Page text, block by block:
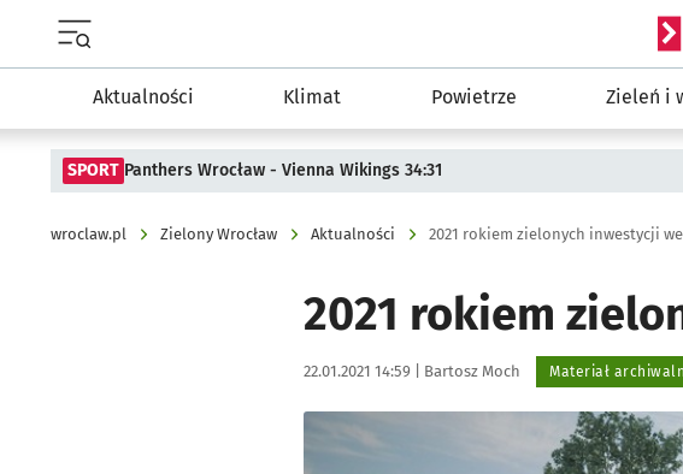
Aktualności Klimat Powietrze Zieleń i
SPORT Panthers Wrocław - Vienna Wikings 34:31
wroclaw.pl Zielony Wrocław Aktualności 2021 rokiem zielonych inwestycji
2021 rokiem
Data publikacji:
22.01.2021 14:59 | Autor:
Bartosz Moch Materiał
Kliknij, aby powiększyć